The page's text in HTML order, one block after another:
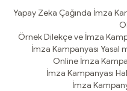
Yapay Zeka Çağında İmza
Örnek Dilekçe ve İmza
İmza Kampanyası Yasal
Online İmza
İmza Kampanyası
İmza